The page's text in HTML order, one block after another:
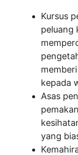
Kursus
peluang
kepada
Asas
yang